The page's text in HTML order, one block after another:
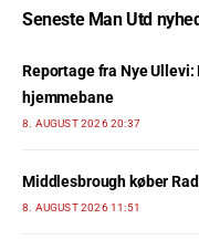
Seneste Man Utd
Reportage fra Nye Ullevi:
hjemmebane
8. AUGUST 2026 20:37
Middlesbrough køber
8. AUGUST 2026 11:51